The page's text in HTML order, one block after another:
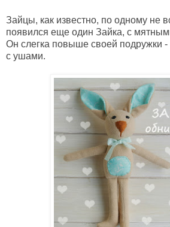
Зайцы, как известно, по одному не
появился еще один Зайка, с
Он слегка повыше своей подружки -
с ушами.